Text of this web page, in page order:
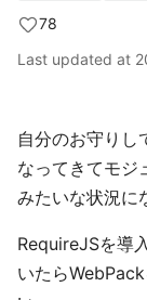
78
Last updated at
自分のお守りし
なってきてモジ
みたいな状況に
RequireJSを導
いたら